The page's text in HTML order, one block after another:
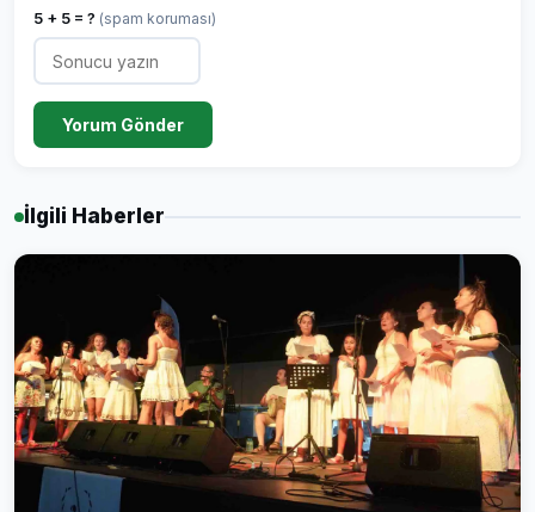
5 + 5 = ? (spam koruması)
Yorum Gönder
İlgili Haberler